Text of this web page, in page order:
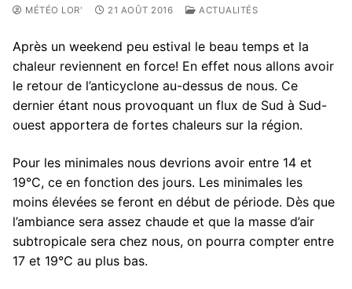
MÉTÉO LOR' 21 AOÛT 2016 ACTUALITÉS
Après un weekend peu estival le beau temps et la
chaleur reviennent en force! En effet nous allons avoir
le retour de l’anticyclone au-dessus de nous. Ce
dernier étant nous provoquant un flux de Sud à Sud-
ouest apportera de fortes chaleurs sur la région.
Pour les minimales nous devrions avoir entre 14 et
19°C, ce en fonction des jours. Les minimales les
moins élevées se feront en début de période. Dès que
l’ambiance sera assez chaude et que la masse d’air
subtropicale sera chez nous, on pourra compter entre
17 et 19°C au plus bas.